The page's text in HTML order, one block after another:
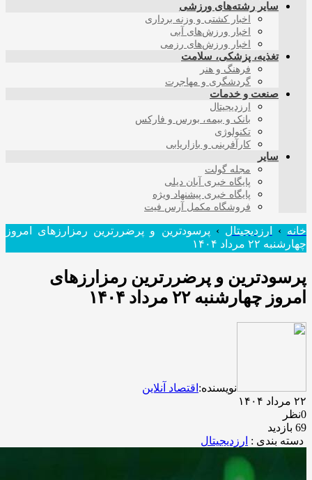
سایر رشته‌های ورزشی
اخبار کشتی و وزنه برداری
اخبار ورزش‌های آبی
اخبار ورزش‌های رزمی
تغذیه، پزشکی، سلامت
فرهنگ و هنر
گردشگری و مهاجرت
صنعت و خدمات
ارزدیجیتال
بانک و بیمه، بورس و فارکس
تکنولوژی
کارآفرینی و بازاریابی
سایر
مجله گولت
پایگاه خبری آبان دیلی
پایگاه خبری پیشنهاد ویژه
فروشگاه مکمل آرس فیت
خانه › ارزدیجیتال › پرسودترین و پرضررترین رمزارزهای امروز
چهارشنبه ۲۲ مرداد ۱۴۰۴
پرسودترین و پرضررترین رمزارزهای
امروز چهارشنبه ۲۲ مرداد ۱۴۰۴
نویسنده: اقتصاد آنلاین
۲۲ مرداد ۱۴۰۴
0نظر
69 بازدید
دسته بندی : ارزدیجیتال